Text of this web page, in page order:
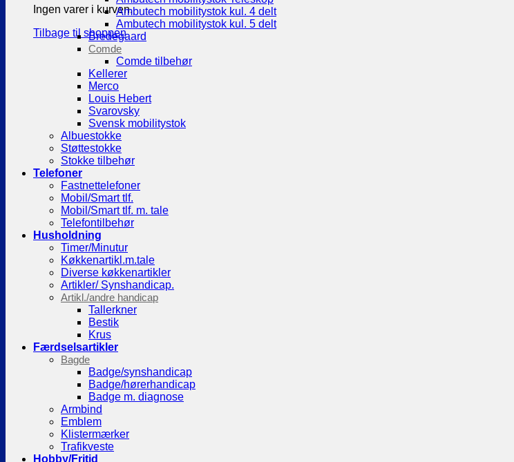
Ingen varer i kurven.
Tilbage til shoppen
Ambutech mobilitystok kul. 4 delt
Ambutech mobilitystok kul. 5 delt
Bredegaard
Comde
Comde tilbehør
Kellerer
Merco
Louis Hebert
Svarovsky
Svensk mobilitystok
Albuestokke
Støttestokke
Stokke tilbehør
Telefoner
Fastnettelefoner
Mobil/Smart tlf.
Mobil/Smart tlf. m. tale
Telefontilbehør
Husholdning
Timer/Minutur
Køkkenartikl.m.tale
Diverse køkkenartikler
Artikler/ Synshandicap.
Artikl./andre handicap
Tallerkner
Bestik
Krus
Færdselsartikler
Bagde
Badge/synshandicap
Badge/hørerhandicap
Badge m. diagnose
Armbind
Emblem
Klistermærker
Trafikveste
Hobby/Fritid